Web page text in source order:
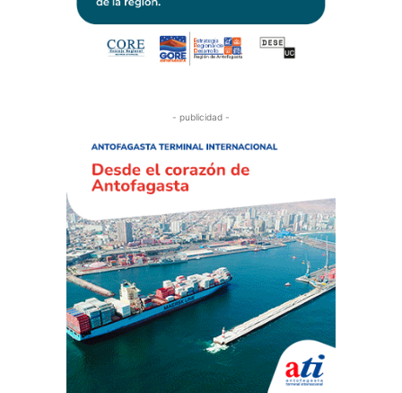
- publicidad -